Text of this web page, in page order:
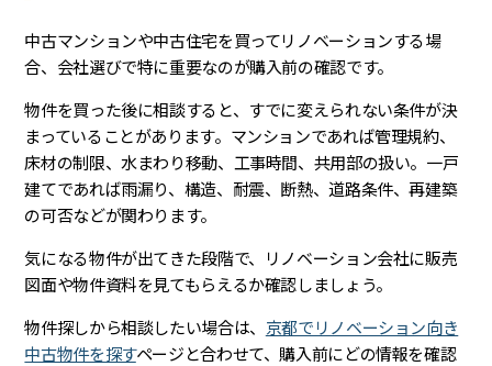
中古マンションや中古住宅を買ってリノベーションする場
合、会社選びで特に重要なのが購入前の確認です。
物件を買った後に相談すると、すでに変えられない条件が決
まっていることがあります。マンションであれば管理規約、
床材の制限、水まわり移動、工事時間、共用部の扱い。一戸
建てであれば雨漏り、構造、耐震、断熱、道路条件、再建築
の可否などが関わります。
気になる物件が出てきた段階で、リノベーション会社に販売
図面や物件資料を見てもらえるか確認しましょう。
物件探しから相談したい場合は、 京都でリノベーション向き
中古物件を探すページと合わせて、購入前にどの情報を確認